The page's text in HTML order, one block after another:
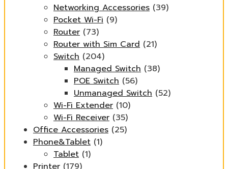
Networking Accessories (39)
Pocket Wi-Fi (9)
Router (73)
Router with Sim Card (21)
Switch (204)
Managed Switch (38)
POE Switch (56)
Unmanaged Switch (52)
Wi-Fi Extender (10)
Wi-Fi Receiver (35)
Office Accessories (25)
Phone&Tablet (1)
Tablet (1)
Printer (179)